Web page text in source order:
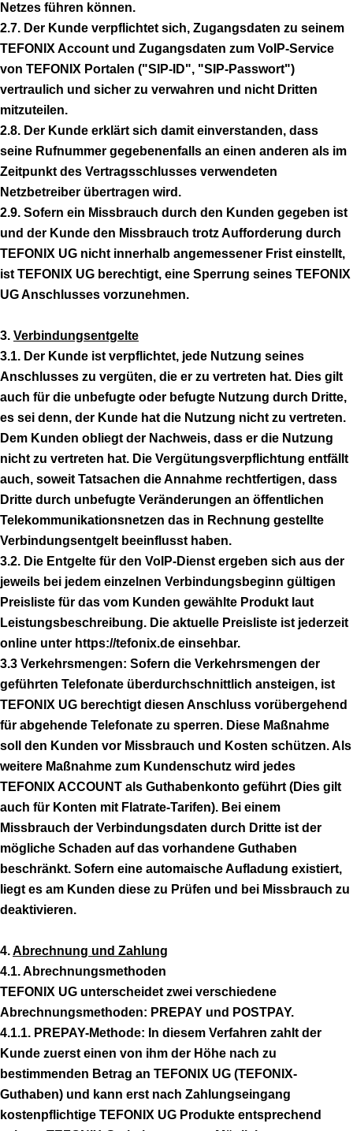
Netzes führen können.
2.7. Der Kunde verpflichtet sich, Zugangsdaten zu seinem
TEFONIX Account und Zugangsdaten zum VoIP-Service
von TEFONIX Portalen ("SIP-ID", "SIP-Passwort")
vertraulich und sicher zu verwahren und nicht Dritten
mitzuteilen.
2.8. Der Kunde erklärt sich damit einverstanden, dass
seine Rufnummer gegebenenfalls an einen anderen als im
Zeitpunkt des Vertragsschlusses verwendeten
Netzbetreiber übertragen wird.
2.9. Sofern ein Missbrauch durch den Kunden gegeben ist
und der Kunde den Missbrauch trotz Aufforderung durch
TEFONIX UG nicht innerhalb angemessener Frist einstellt,
ist TEFONIX UG berechtigt, eine Sperrung seines TEFONIX
UG Anschlusses vorzunehmen.
3. Verbindungsentgelte
3.1. Der Kunde ist verpflichtet, jede Nutzung seines
Anschlusses zu vergüten, die er zu vertreten hat. Dies gilt
auch für die unbefugte oder befugte Nutzung durch Dritte,
es sei denn, der Kunde hat die Nutzung nicht zu vertreten.
Dem Kunden obliegt der Nachweis, dass er die Nutzung
nicht zu vertreten hat. Die Vergütungsverpflichtung entfällt
auch, soweit Tatsachen die Annahme rechtfertigen, dass
Dritte durch unbefugte Veränderungen an öffentlichen
Telekommunikationsnetzen das in Rechnung gestellte
Verbindungsentgelt beeinflusst haben.
3.2. Die Entgelte für den VoIP-Dienst ergeben sich aus der
jeweils bei jedem einzelnen Verbindungsbeginn gültigen
Preisliste für das vom Kunden gewählte Produkt laut
Leistungsbeschreibung. Die aktuelle Preisliste ist jederzeit
online unter https://tefonix.de einsehbar.
3.3 Verkehrsmengen: Sofern die Verkehrsmengen der
geführten Telefonate überdurchschnittlich ansteigen, ist
TEFONIX UG berechtigt diesen Anschluss vorübergehend
für abgehende Telefonate zu sperren. Diese Maßnahme
soll den Kunden vor Missbrauch und Kosten schützen. Als
weitere Maßnahme zum Kundenschutz wird jedes
TEFONIX ACCOUNT als Guthabenkonto geführt (Dies gilt
auch für Konten mit Flatrate-Tarifen). Bei einem
Missbrauch der Verbindungsdaten durch Dritte ist der
mögliche Schaden auf das vorhandene Guthaben
beschränkt. Sofern eine automaische Aufladung existiert,
liegt es am Kunden diese zu Prüfen und bei Missbrauch zu
deaktivieren.
4.Abrechnung und Zahlung
4.1. Abrechnungsmethoden
TEFONIX UG unterscheidet zwei verschiedene
Abrechnungsmethoden: PREPAY und POSTPAY.
4.1.1. PREPAY-Methode: In diesem Verfahren zahlt der
Kunde zuerst einen von ihm der Höhe nach zu
bestimmenden Betrag an TEFONIX UG (TEFONIX-
Guthaben) und kann erst nach Zahlungseingang
kostenpflichtige TEFONIX UG Produkte entsprechend